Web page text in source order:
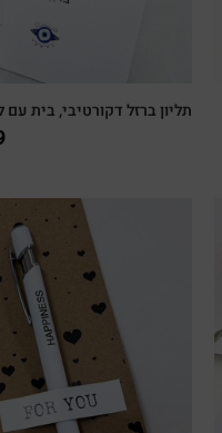
תליון ברזל דקורטיבי, בית